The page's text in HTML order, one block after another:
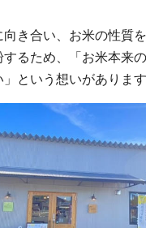
向き合い、お米の性質
るため、「お米本来
という想いがあります